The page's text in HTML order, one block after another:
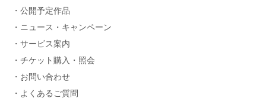
公開予定作品
ニュース・キャンペーン
サービス案内
チケット購入・照会
お問い合わせ
よくあるご質問